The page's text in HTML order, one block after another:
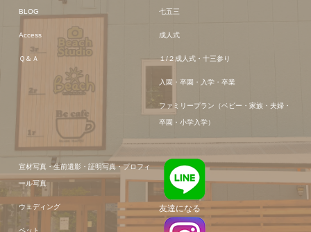
BLOG
Access
Ｑ＆Ａ
七五三
成人式
１/２成人式・十三参り
入園・卒園・入学・卒業
ファミリープラン（ベビー・家族・夫婦・
卒園・小学入学）
宣材写真・生前遺影・証明写真・プロフィ
ール写真
ウェディング
ペット
友達になる